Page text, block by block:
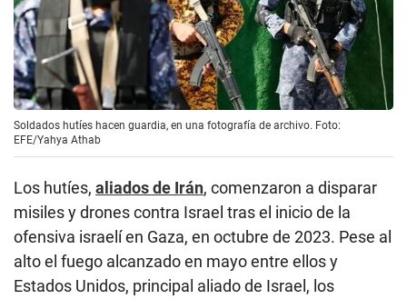
Soldados hutíes hacen guardia, en una fotografía de archivo. Foto:
EFE/Yahya Athab
Los hutíes, aliados de Irán, comenzaron a disparar
misiles y drones contra Israel tras el inicio de la
ofensiva israelí en Gaza, en octubre de 2023. Pese al
alto el fuego alcanzado en mayo entre ellos y
Estados Unidos, principal aliado de Israel, los